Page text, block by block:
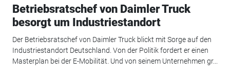
Betriebsratschef von Daimler Truck
besorgt um Industriestandort
Der Betriebsratschef von Daimler Truck blickt mit Sorge auf den
Industriestandort Deutschland. Von der Politik fordert er einen
Masterplan bei der E-Mobilität. Und von seinem Unternehmen gr...